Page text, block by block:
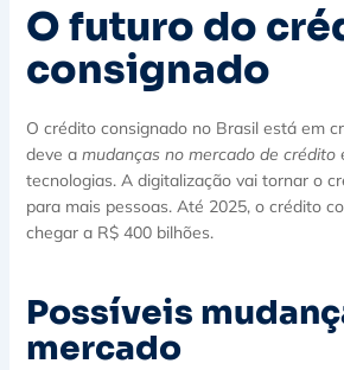
O futuro do
consignado
O crédito consignado no Brasil está em
deve a mudanças no mercado de crédito
tecnologias. A digitalização vai tornar o
para mais pessoas. Até 2025, o crédito
chegar a R$ 400 bilhões.
Possíveis
mercado